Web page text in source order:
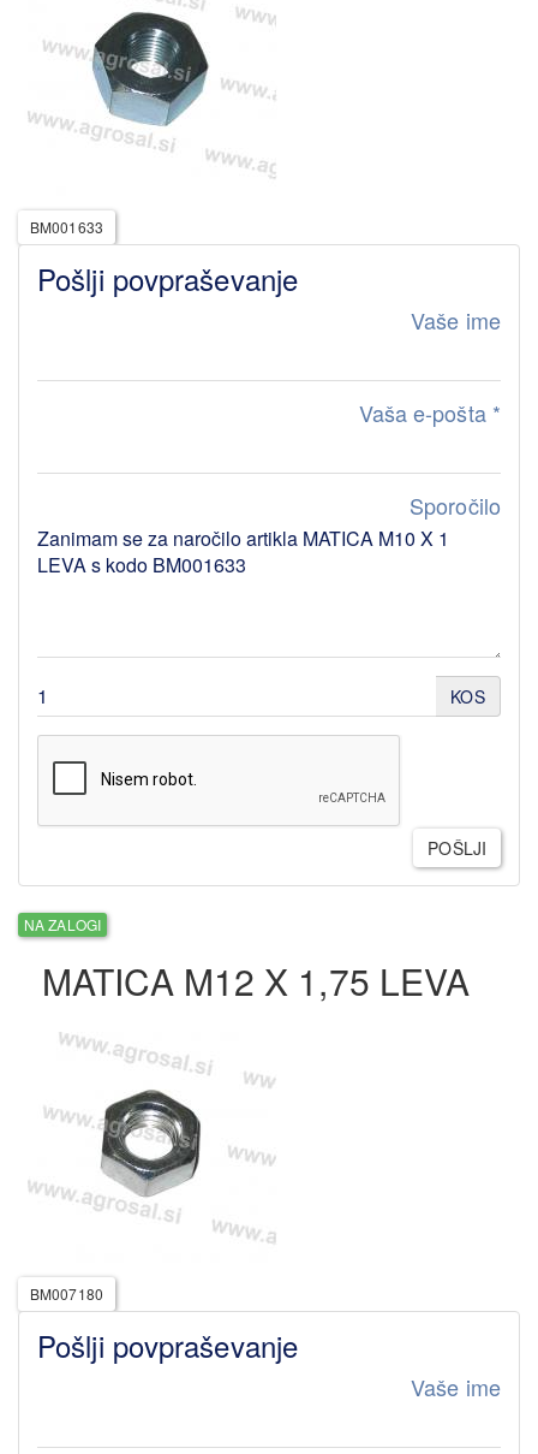
BM001633
Pošlji povpraševanje
Vaše ime
Vaša e-pošta *
Sporočilo
KOS
POŠLJI
NA ZALOGI
MATICA M12 X 1,75 LEVA
BM007180
Pošlji povpraševanje
Vaše ime